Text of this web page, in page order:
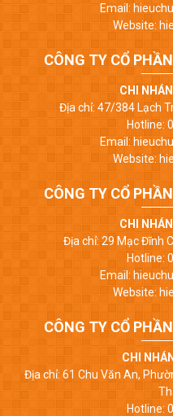
Email:
Website:
CÔNG TY CỔ
CHI
Địa chỉ: 47/384 Lạch
Hotline:
Email:
Website:
CÔNG TY CỔ
CHI
Địa chỉ: 29 Mạc Đĩnh
Hotline:
Email:
Website:
CÔNG TY CỔ
CHI
Địa chỉ: 61 Chu Văn An,
Hotline: